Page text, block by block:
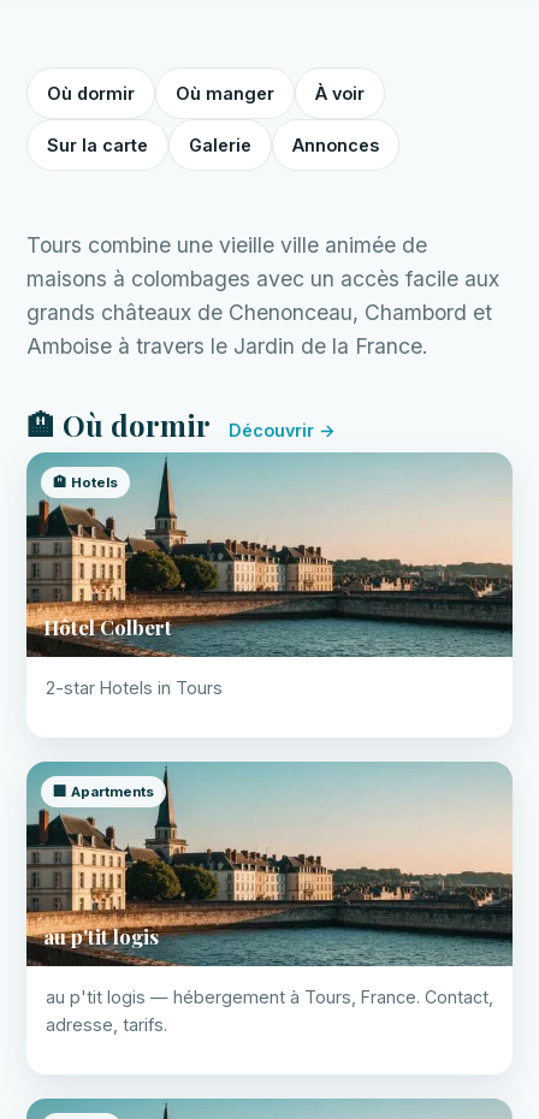
Où dormir Où manger À voir
Sur la carte Galerie Annonces
Tours combine une vieille ville animée de
maisons à colombages avec un accès facile aux
grands châteaux de Chenonceau, Chambord et
Amboise à travers le Jardin de la France.
🏨 Où dormir Découvrir →
🏨 Hotels
Hôtel Colbert
2-star Hotels in Tours
🏢 Apartments
au p'tit logis
au p'tit logis — hébergement à Tours, France. Contact,
adresse, tarifs.